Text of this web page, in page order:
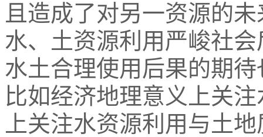
且造成了对另一资源的
水、土资源利用严峻社
水土合理使用后果的期
比如经济地理意义上关
上关注水资源利用与土